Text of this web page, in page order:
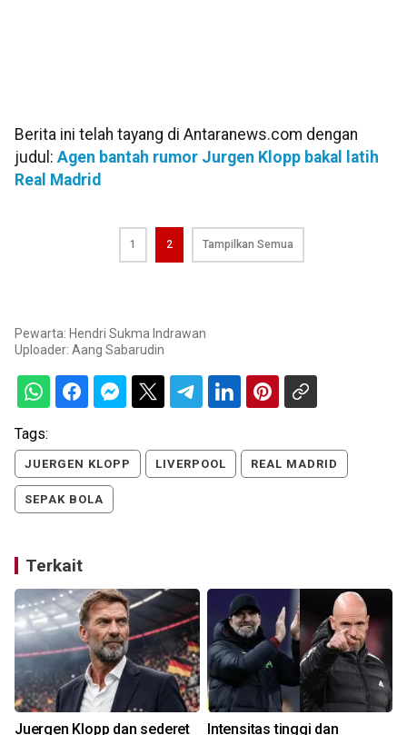
Berita ini telah tayang di Antaranews.com dengan
judul: Agen bantah rumor Jurgen Klopp bakal latih
Real Madrid
1 2 Tampilkan Semua
Pewarta: Hendri Sukma Indrawan
Uploader: Aang Sabarudin
Tags:
JUERGEN KLOPP LIVERPOOL REAL MADRID
SEPAK BOLA
Terkait
Juergen Klopp dan sederet Intensitas tinggi dan